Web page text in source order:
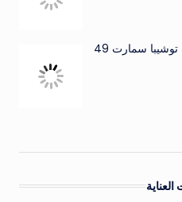
أسعار ومواصفات ومميزات شاشة توشيبا سمارت 49
العناية